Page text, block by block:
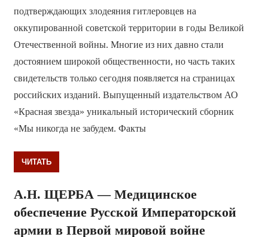
подтверждающих злодеяния гитлеровцев на
оккупированной советской территории в годы Великой
Отечественной войны. Многие из них давно стали
достоянием широкой общественности, но часть таких
свидетельств только сегодня появляется на страницах
российских изданий. Выпущенный издательством АО
«Красная звезда» уникальный исторический сборник
«Мы никогда не забудем. Факты
ЧИТАТЬ
А.Н. ЩЕРБА — Медицинское
обеспечение Русской Императорской
армии в Первой мировой войне